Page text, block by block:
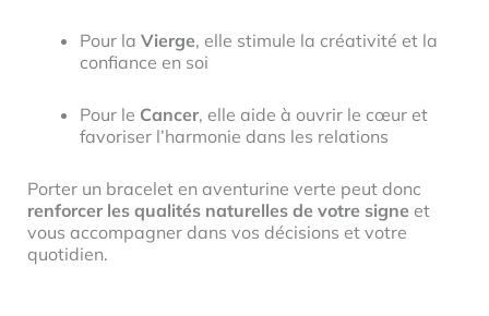
Pour la Vierge, elle stimule la créativité et la
confiance en soi
Pour le Cancer, elle aide à ouvrir le cœur et
favoriser l’harmonie dans les relations
Porter un bracelet en aventurine verte peut donc
renforcer les qualités naturelles de votre signe et
vous accompagner dans vos décisions et votre
quotidien.